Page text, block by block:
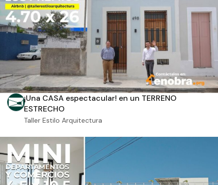
¡Una CASA espectacular! en un TERRENO
ESTRECHO
Taller Estilo Arquitectura
Filtros
Tipo de obra Estado
Recamaras
Orientación solar